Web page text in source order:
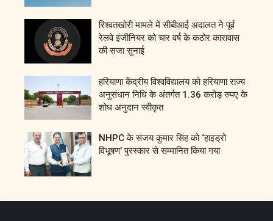
रिश्वतखोरी मामले में सीबीआई अदालत ने पूर्व
रेलवे इंजीनियर को चार वर्ष के कठोर कारावास
की सजा सुनाई
हरियाणा केंद्रीय विश्वविद्यालय को हरियाणा राज्य
अनुसंधान निधि के अंतर्गत 1.36 करोड़ रुपए के
शोध अनुदान स्वीकृत
NHPC के संजय कुमार सिंह को ‘हाइड्रो
विभूषण’ पुरस्कार से सम्मानित किया गया